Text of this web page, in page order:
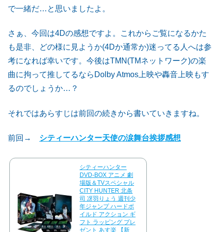
で一緒だ…と思いましたよ。
さぁ、今回は4Dの感想ですよ。これからご覧になるかた
も是非、どの様に見ようか(4Dか通常か)迷ってる人へは参
考になれば幸いです。今後はTMN(TMネットワーク)の楽
曲に拘って推してるならDolby Atmos上映や轟音上映もす
るのでしょうか…？
それではあらすじは前回の続きから書いていきますね。
前回→ シティーハンター天使の涙舞台挨拶感想
シティーハンター
DVD-BOX アニメ 劇
場版＆TVスペシャル
CITY HUNTER 北条
司 冴羽りょう 週刊少
年ジャンプ ハードボ
イルド アクション ギ
フト ラッピング プレ
ゼント あす楽 【新